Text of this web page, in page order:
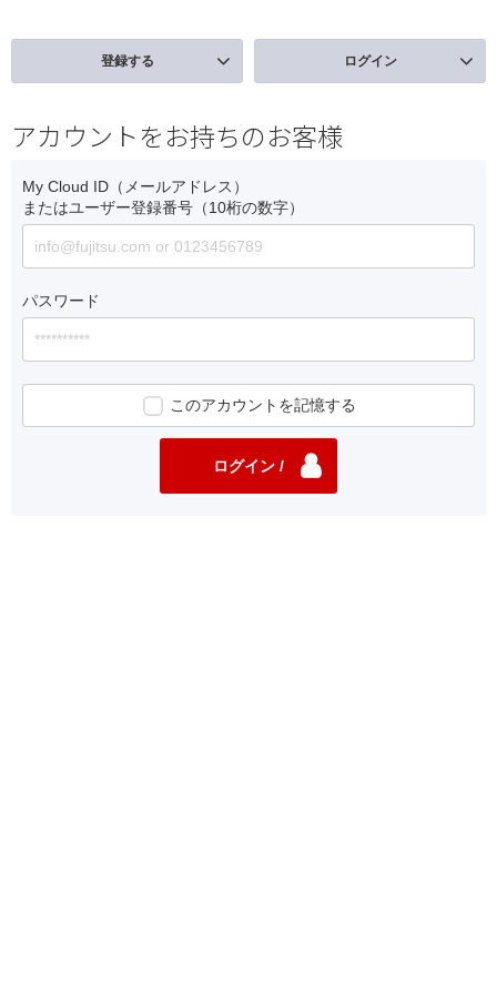
登録する ログイン
アカウントをお持ちのお客様
My Cloud ID（メールアドレス）
またはユーザー登録番号（10桁の数字）
パスワード
このアカウントを記憶する
ログイン /